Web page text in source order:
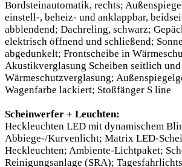
Bordsteinautomatik, rechts;
einstell-, beheiz- und anklappbar,
abblendend; Dachreling, schwarz;
elektrisch öffnend und schließend;
abgedunkelt; Frontscheibe in
Akustikverglasung Scheiben seitlich
Wärmeschutzverglasung;
Wagenfarbe lackiert; Stoßfänger S line
Scheinwerfer + Leuchten:
Heckleuchten LED mit dynamischem
Abbiege-/Kurvenlicht; Matrix LED-
Heckleuchten; Ambiente-Lichtpaket;
Reinigungsanlage (SRA);